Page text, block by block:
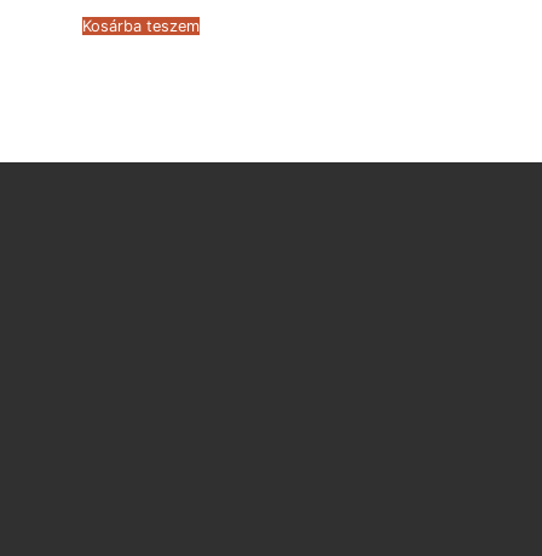
166.802 Ft.
Kosárba teszem